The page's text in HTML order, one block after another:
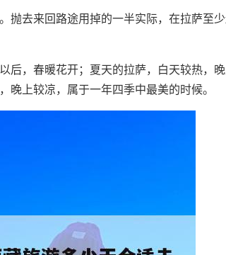
抛去来回路途用掉的一半实际，在拉萨至
后，春暖花开；夏天的拉萨，白天较热，
上较凉，属于一年四季中最美的时候。